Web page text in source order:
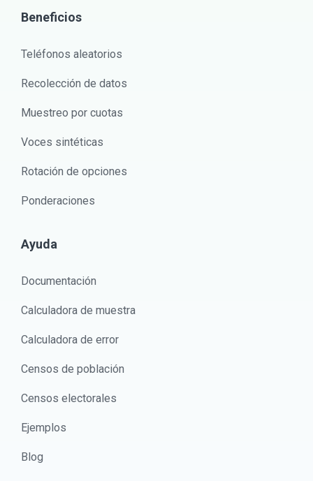
Beneficios
Teléfonos aleatorios
Recolección de datos
Muestreo por cuotas
Voces sintéticas
Rotación de opciones
Ponderaciones
Ayuda
Documentación
Calculadora de muestra
Calculadora de error
Censos de población
Censos electorales
Ejemplos
Blog